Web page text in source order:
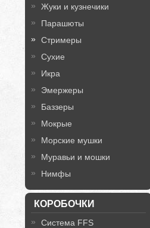
Жуки и кузнечики
Парашюты
Стримеры
Сухие
Икра
Эмержеры
Баззеры
Мокрые
Морские мушки
Муравьи и мошки
Нимфы
КОРОБОЧКИ
Система FFS